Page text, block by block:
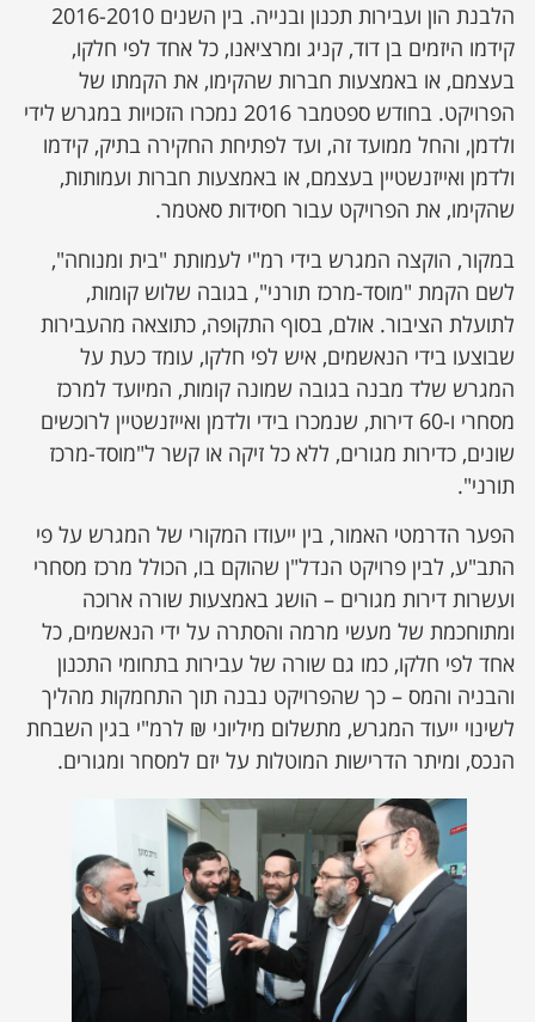
הלבנת הון ועבירות תכנון ובנייה. בין השנים 2016-2010
קידמו היזמים בן דוד, קניג ומרציאנו, כל אחד לפי חלקו,
בעצמם, או באמצעות חברות שהקימו, את הקמתו של
הפרויקט. בחודש ספטמבר 2016 נמכרו הזכויות במגרש לידי
ולדמן, והחל ממועד זה, ועד לפתיחת החקירה בתיק, קידמו
ולדמן ואייזנשטיין בעצמם, או באמצעות חברות ועמותות,
שהקימו, את הפרויקט עבור חסידות סאטמר.
במקור, הוקצה המגרש בידי רמ"י לעמותת "בית ומנוחה",
לשם הקמת "מוסד-מרכז תורני", בגובה שלוש קומות,
לתועלת הציבור. אולם, בסוף התקופה, כתוצאה מהעבירות
שבוצעו בידי הנאשמים, איש לפי חלקו, עומד כעת על
המגרש שלד מבנה בגובה שמונה קומות, המיועד למרכז
מסחרי ו-60 דירות, שנמכרו בידי ולדמן ואייזנשטיין לרוכשים
שונים, כדירות מגורים, ללא כל זיקה או קשר ל"מוסד-מרכז
תורני".
הפער הדרמטי האמור, בין ייעודו המקורי של המגרש על פי
התב"ע, לבין פרויקט הנדל"ן שהוקם בו, הכולל מרכז מסחרי
ועשרות דירות מגורים – הושג באמצעות שורה ארוכה
ומתוחכמת של מעשי מרמה והסתרה על ידי הנאשמים, כל
אחד לפי חלקו, כמו גם שורה של עבירות בתחומי התכנון
והבניה והמס – כך שהפרויקט נבנה תוך התחמקות מהליך
לשינוי ייעוד המגרש, מתשלום מיליוני ₪ לרמ"י בגין השבחת
הנכס, ומיתר הדרישות המוטלות על יזם למסחר ומגורים.